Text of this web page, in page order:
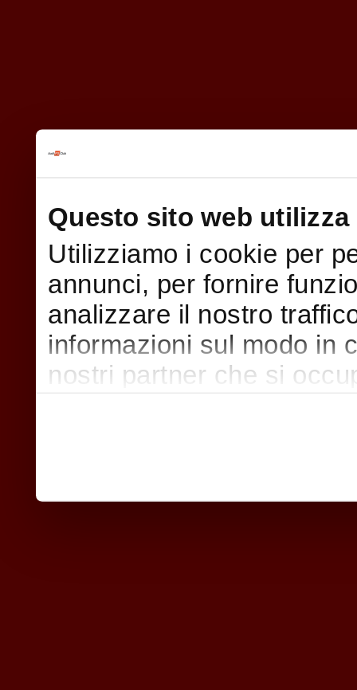
Questo sito web utilizza
Utilizziamo i cookie per
annunci, per fornire
analizzare il nostro
informazioni sul modo in
nostri partner che si
nostri cookie se